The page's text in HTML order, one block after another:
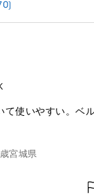
て使いやすい。ベ
宮城県